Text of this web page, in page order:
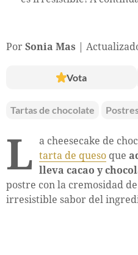
Por Sonia Mas
Vota
Tartas de chocolate
L a cheesecake de
tarta de queso que
lleva cacao y
postre con la cremosidad
irresistible sabor del